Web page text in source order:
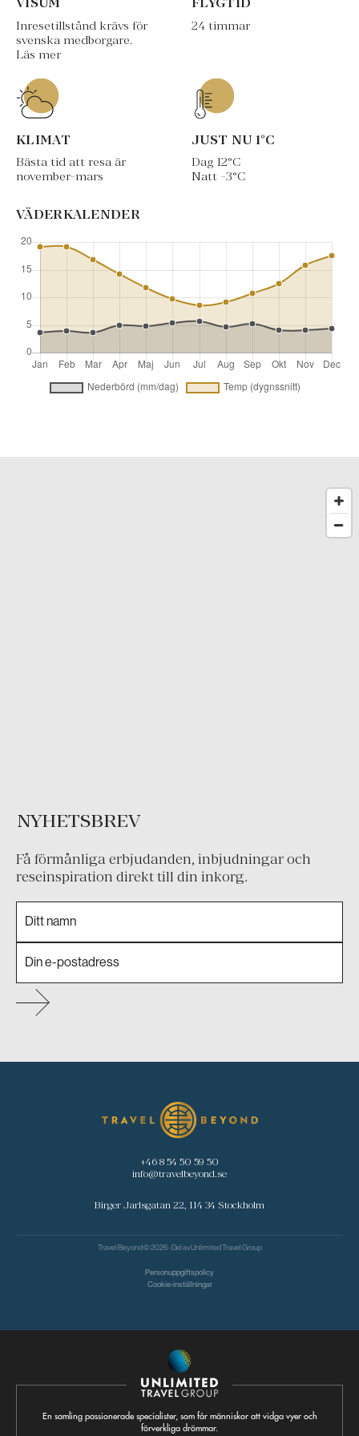
Inresetillstånd krävs för
svenska medborgare.
Läs mer
24 timmar
KLIMAT
Bästa tid att resa är
november-mars
JUST NU 1°C
Dag 12°C
Natt -3°C
VÄDERKALENDER
NYHETSBREV
Få förmånliga erbjudanden, inbjudningar och
reseinspiration direkt till din inkorg.
+46 8 54 50 59 50
info@travelbeyond.se
Birger Jarlsgatan 22, 114 34 Stockholm
Travel Beyond © 2026 - Del avUnlimited Travel Group
Personuppgiftspolicy
Cookie-inställningar
En samling passionerade specialister, som får människor att vidga vyer och
förverkliga drömmar.